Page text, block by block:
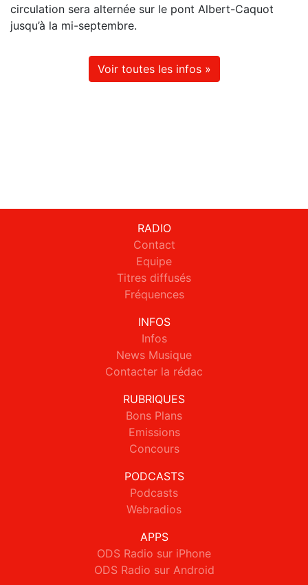
circulation sera alternée sur le pont Albert-Caquot
jusqu’à la mi-septembre.
Voir toutes les infos »
RADIO
Contact
Equipe
Titres diffusés
Fréquences
INFOS
Infos
News Musique
Contacter la rédac
RUBRIQUES
Bons Plans
Emissions
Concours
PODCASTS
Podcasts
Webradios
APPS
ODS Radio sur iPhone
ODS Radio sur Android